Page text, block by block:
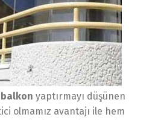
balkon yaptırmayı düşünen
olmamız avantajı ile hem